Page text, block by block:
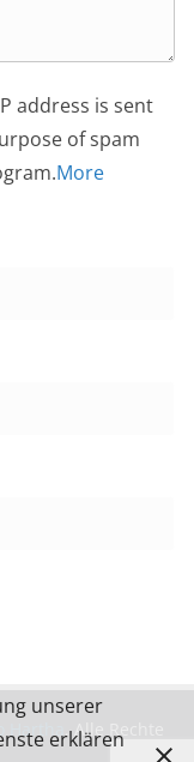
address is sent
of spam
More
Hartha
. Alle Rechte
unserer
erklären